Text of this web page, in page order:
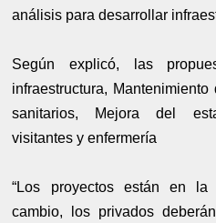
análisis para desarrollar
Según explicó, las
infraestructura,
sanitarios, Mejora del
visitantes y enfermería
“Los proyectos están en
cambio, los privados